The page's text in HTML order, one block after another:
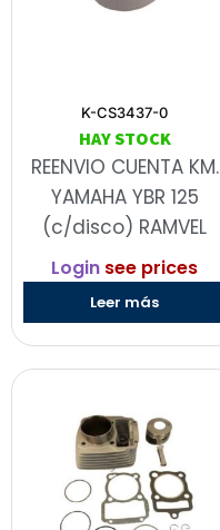
K-CS3437-0
HAY STOCK
REENVIO CUENTA KM.
YAMAHA YBR 125
(c/disco) RAMVEL
Login see prices
Leer más